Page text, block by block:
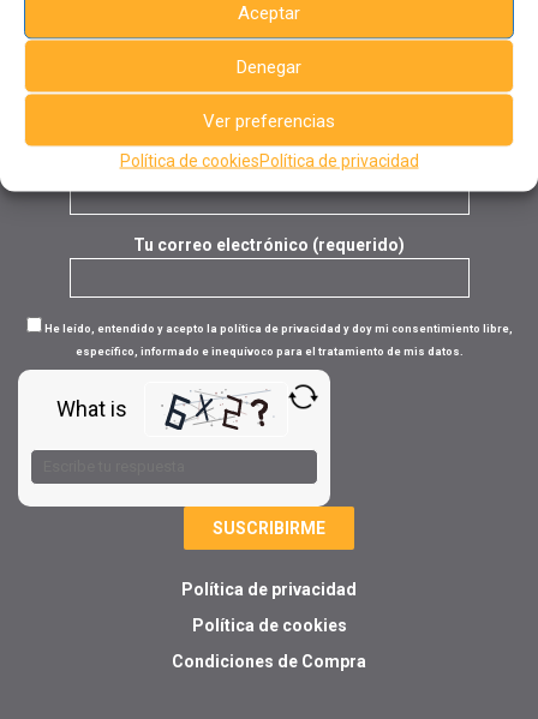
Aceptar
Denegar
Ver preferencias
Política de cookiesPolítica de privacidad
Tel: +34 96 555 44 75 - Ext. 206
formacion@aiju.es
Suscríbete al boletín semanal de cursos
Tu nombre (requerido)
Tu correo electrónico (requerido)
He leído, entendido y acepto la política de privacidad y doy mi consentimiento libre,
específico, informado e inequívoco para el tratamiento de mis datos.
What is
Solve
problem
shown
the
image
Política de privacidad
Política de cookies
Condiciones de Compra